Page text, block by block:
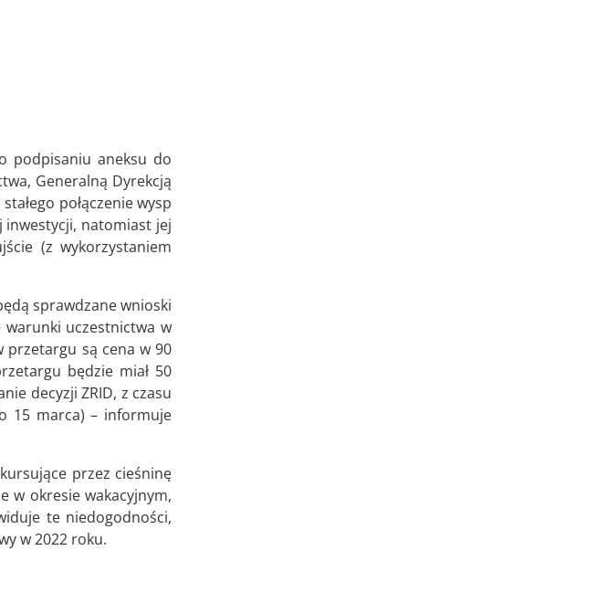
podpisaniu aneksu do
Generalną Dyrekcją
połączenie wysp
inwestycji, natomiast jej
(z wykorzystaniem
sprawdzane wnioski
warunki uczestnictwa w
przetargu są cena w 90
będzie miał 50
decyzji ZRID, z czasu
15 marca) – informuje
przez cieśninę
w okresie wakacyjnym,
te niedogodności,
w 2022 roku.